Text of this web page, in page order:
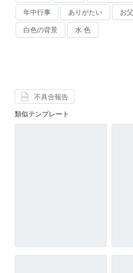
年中行事 ありがたい お
白色の背景 水 色
不具合報告
類似テンプレート